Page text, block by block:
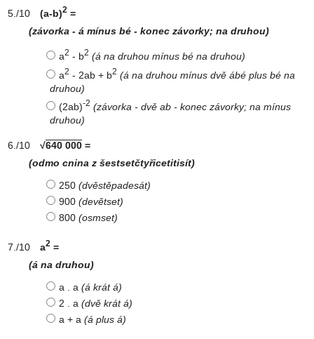
(a-b)2 =
(závorka - á mínus bé - konec závorky; na druhou)
a2 - b2 (á na druhou mínus bé na druhou)
a2 - 2ab + b2 (á na druhou mínus dvě ábé plus bé na
druhou)
(2ab)-2 (závorka - dvě ab - konec závorky; na mínus
druhou)
√640 000 =
(odmo cnina z šestsetčtyřicetitisít)
250 (dvěstěpadesát)
900 (devětset)
800 (osmset)
a2 =
(á na druhou)
a . a (á krát á)
2 . a (dvě krát á)
a + a (á plus á)